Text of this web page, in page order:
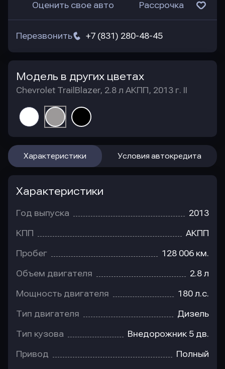
Оценить свое авто Рассрочка
+7 (831) 280-48-45
Перезвонить
Модель в других цветах
Chevrolet TrailBlazer, 2.8 л АКПП, 2013 г. II
Характеристики Условия автокредита
Характеристики
Год выпуска 2013
КПП АКПП
Пробег 128 006 км.
Объем двигателя 2.8 л
Мощность двигателя 180 л.с.
Тип двигателя Дизель
Тип кузова Внедорожник 5 дв.
Привод Полный